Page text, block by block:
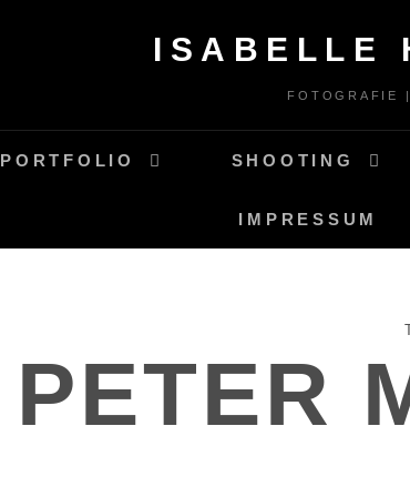
ISABELLE
FOTOGRAFIE
PORTFOLIO SHOOTING
IMPRESSUM
PETER